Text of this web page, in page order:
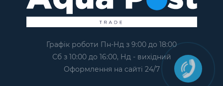
Графік роботи Пн-Нд з 9:00 до 18:00
Сб з 10:00 до 16:00, Нд - вихідний
Оформлення на сайтi 24/7